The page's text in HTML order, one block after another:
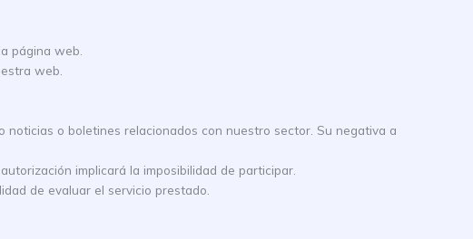
página web.
web.
noticias o boletines relacionados con nuestro sector. Su negativa a
implicará la imposibilidad de participar.
de evaluar el servicio prestado.